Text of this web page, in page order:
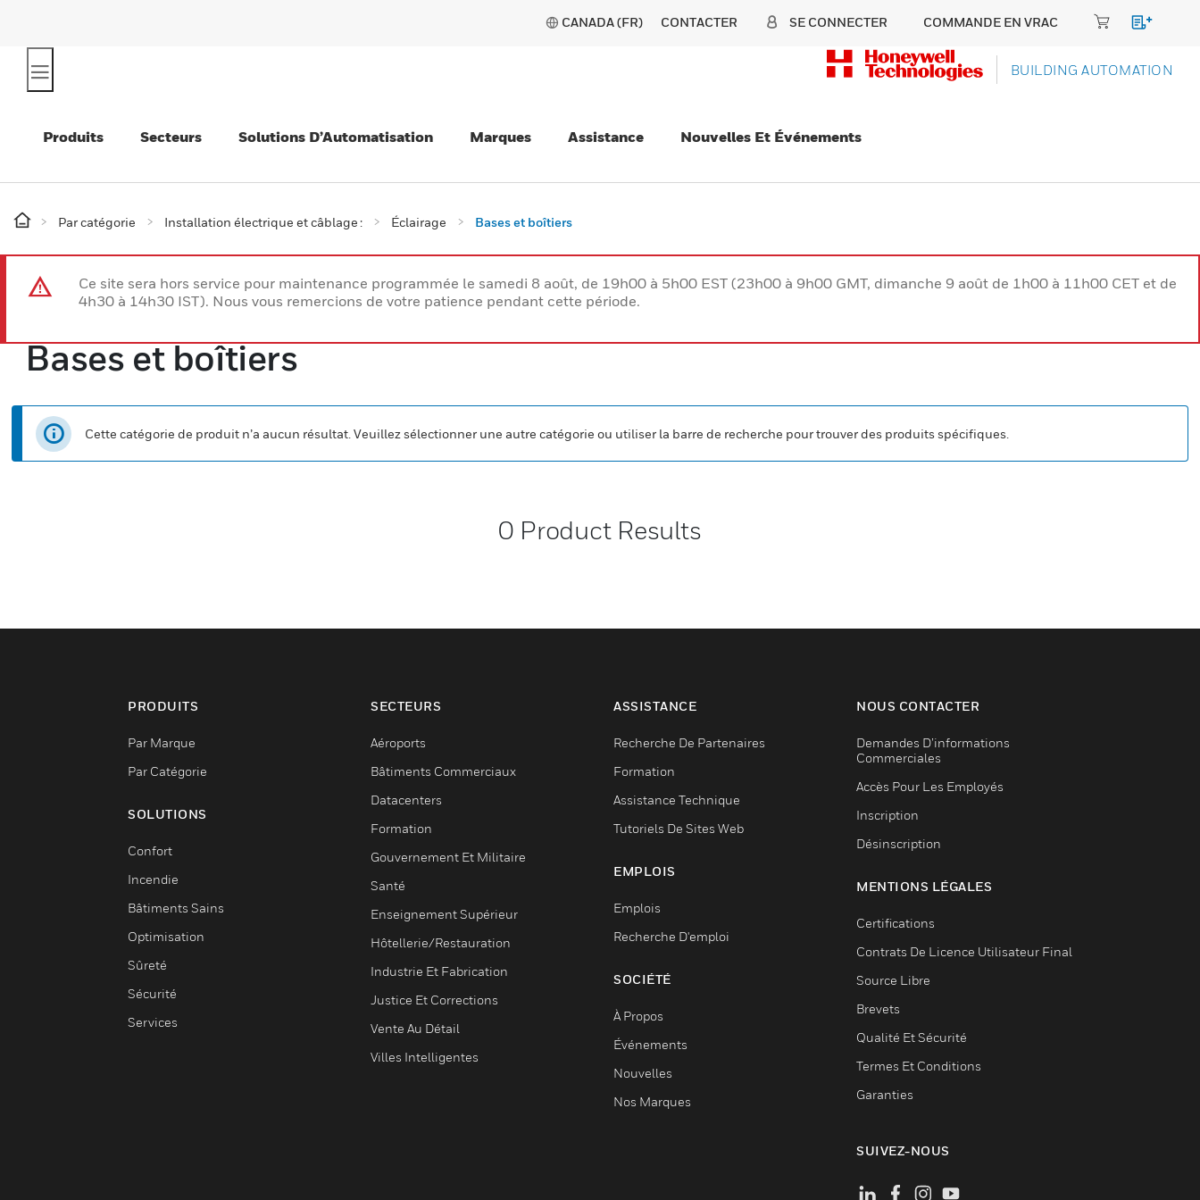
CANADA (FR) CONTACTER SE CONNECTER COMMANDE EN VRAC
BUILDING AUTOMATION
Produits Secteurs Solutions D’Automatisation Marques Assistance Nouvelles Et Événements
Par catégorie Installation électrique et câblage : Éclairage Bases et boîtiers
Ce site sera hors service pour maintenance programmée le samedi 8 août, de 19h00 à 5h00 EST (23h00 à 9h00 GMT, dimanche 9 août de 1h00 à 11h00 CET et de
4h30 à 14h30 IST). Nous vous remercions de votre patience pendant cette période.
Bases et boîtiers
Cette catégorie de produit n’a aucun résultat. Veuillez sélectionner une autre catégorie ou utiliser la barre de recherche pour trouver des produits spécifiques.
0 Product Results
PRODUITS
Par Marque
Par Catégorie
SOLUTIONS
Confort
Incendie
Bâtiments Sains
Optimisation
Sûreté
Sécurité
Services
SECTEURS
Aéroports
Bâtiments Commerciaux
Datacenters
Formation
Gouvernement Et Militaire
Santé
Enseignement Supérieur
Hôtellerie/Restauration
Industrie Et Fabrication
Justice Et Corrections
Vente Au Détail
Villes Intelligentes
ASSISTANCE
Recherche De Partenaires
Formation
Assistance Technique
Tutoriels De Sites Web
EMPLOIS
Emplois
Recherche D'emploi
SOCIÉTÉ
À Propos
Événements
Nouvelles
Nos Marques
NOUS CONTACTER
Demandes D’informations
Commerciales
Accès Pour Les Employés
Inscription
Désinscription
MENTIONS LÉGALES
Certifications
Contrats De Licence Utilisateur Final
Source Libre
Brevets
Qualité Et Sécurité
Termes Et Conditions
Garanties
SUIVEZ-NOUS